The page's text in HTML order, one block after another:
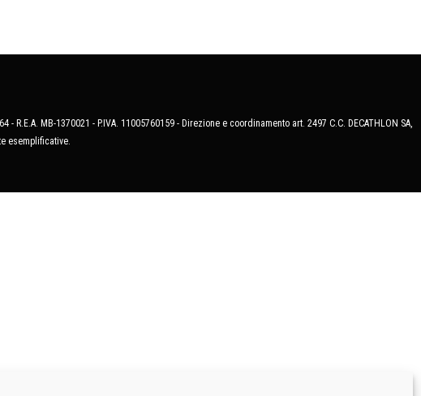
MB-1370021 - P.IVA. 11005760159 - Direzione e coordinamento art. 2497 C.C. DECATHLON SA,
esemplificative.